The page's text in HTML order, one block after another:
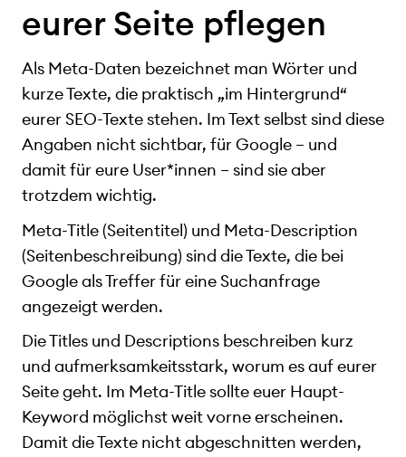
eurer Seite pflegen
Als Meta-Daten bezeichnet man Wörter und
kurze Texte, die praktisch „im Hintergrund“
eurer SEO-Texte stehen. Im Text selbst sind diese
Angaben nicht sichtbar, für Google – und
damit für eure User*innen – sind sie aber
trotzdem wichtig.
Meta-Title (Seitentitel) und Meta-Description
(Seitenbeschreibung) sind die Texte, die bei
Google als Treffer für eine Suchanfrage
angezeigt werden.
Die Titles und Descriptions beschreiben kurz
und aufmerksamkeitsstark, worum es auf eurer
Seite geht. Im Meta-Title sollte euer Haupt-
Keyword möglichst weit vorne erscheinen.
Damit die Texte nicht abgeschnitten werden,